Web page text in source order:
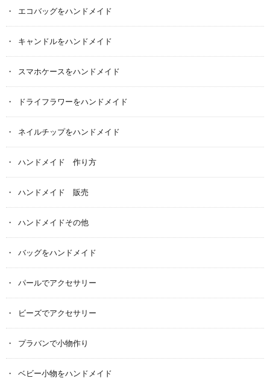
エコバッグをハンドメイド
キャンドルをハンドメイド
スマホケースをハンドメイド
ドライフラワーをハンドメイド
ネイルチップをハンドメイド
ハンドメイド 作り方
ハンドメイド 販売
ハンドメイドその他
バッグをハンドメイド
パールでアクセサリー
ビーズでアクセサリー
プラバンで小物作り
ベビー小物をハンドメイド